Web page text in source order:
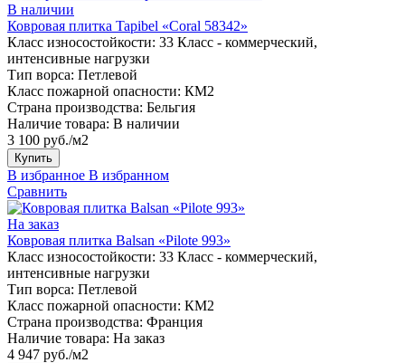
В наличии
Ковровая плитка Tapibel «Coral 58342»
Класс износостойкости: 33 Класс - коммерческий,
интенсивные нагрузки
Тип ворса: Петлевой
Класс пожарной опасности: КМ2
Страна производства: Бельгия
Наличие товара: В наличии
3 100 руб./м2
Купить
В избранное В избранном
Сравнить
На заказ
Ковровая плитка Balsan «Pilote 993»
Класс износостойкости: 33 Класс - коммерческий,
интенсивные нагрузки
Тип ворса: Петлевой
Класс пожарной опасности: КМ2
Страна производства: Франция
Наличие товара: На заказ
4 947 руб./м2